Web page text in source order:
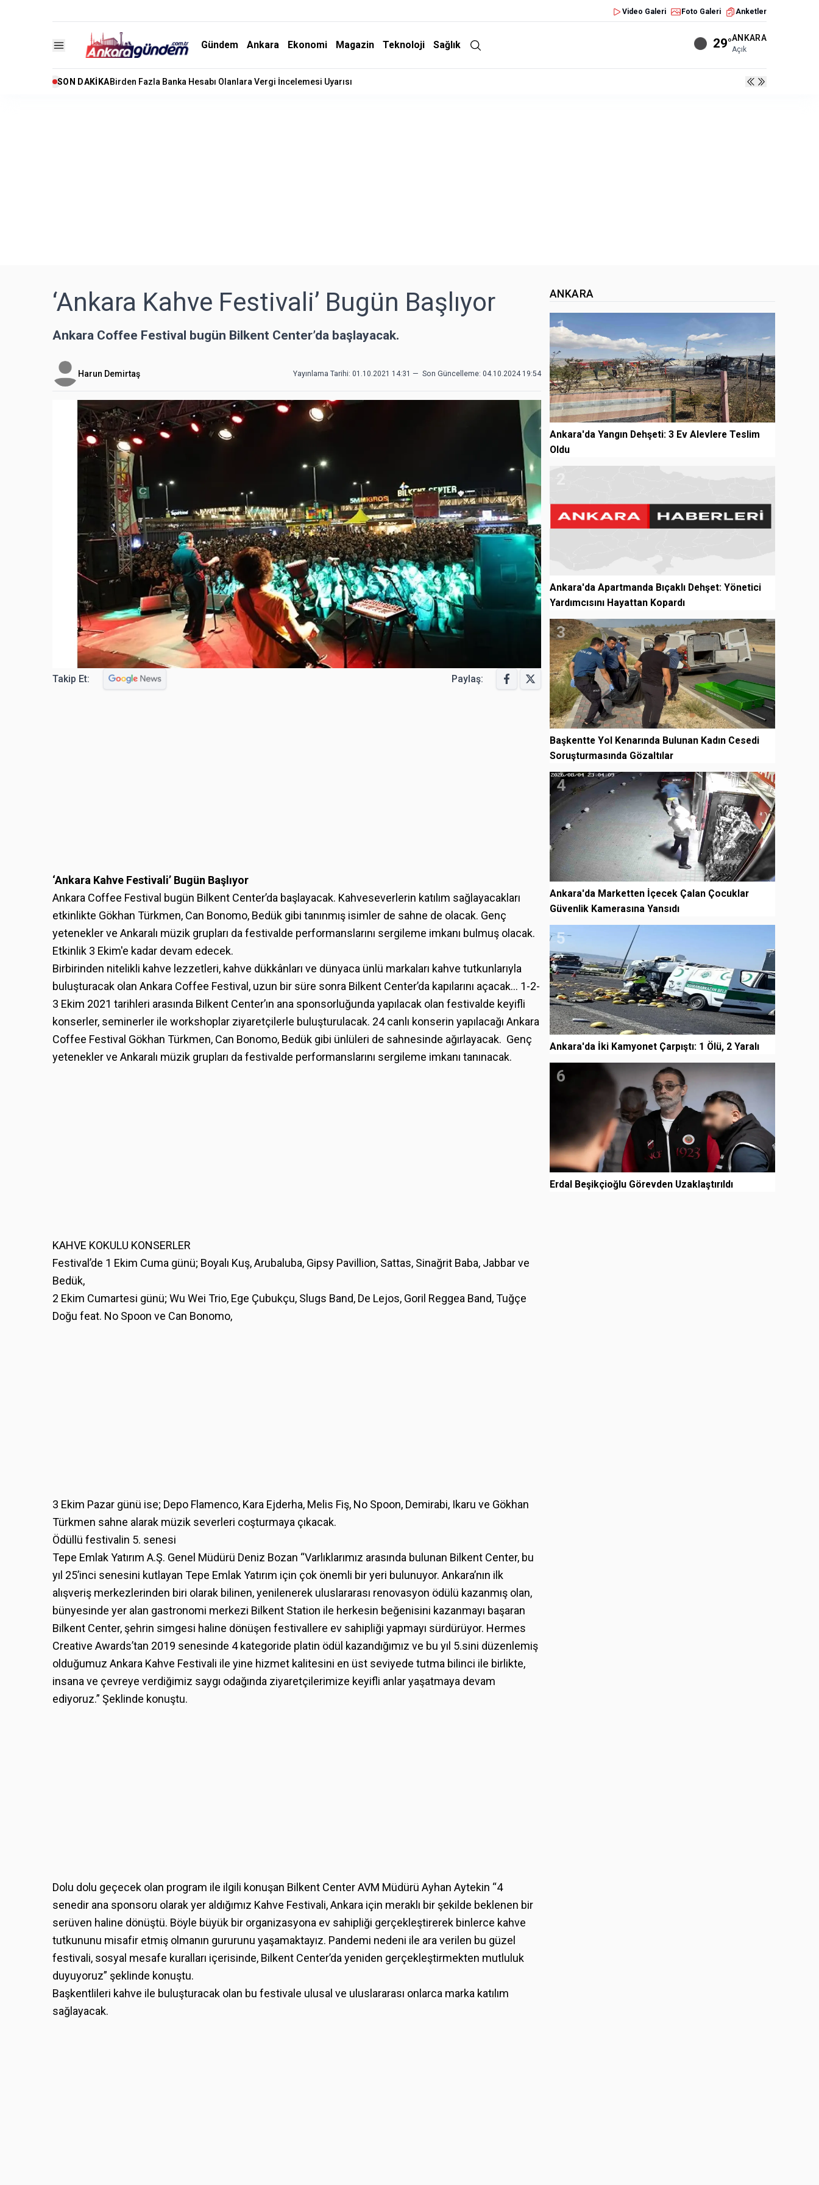
Video Galeri Foto Galeri Anketler
Gündem Ankara Ekonomi Magazin Teknoloji Sağlık 29°ANKARA
Açık
SON DAKIKABirden Fazla Banka Hesabı Olanlara Vergi İncelemesi Uyarısı
‘Ankara Kahve Festivali’ Bugün Başlıyor
Ankara Coffee Festival bugün Bilkent Center’da başlayacak.
Harun Demirtaş Yayınlama Tarihi: 01.10.2021 14:31 — Son Güncelleme: 04.10.2024 19:54
Takip Et: Paylaş:
‘Ankara Kahve Festivali’ Bugün Başlıyor
Ankara Coffee Festival bugün Bilkent Center’da başlayacak. Kahveseverlerin katılım sağlayacakları
etkinlikte Gökhan Türkmen, Can Bonomo, Bedük gibi tanınmış isimler de sahne de olacak. Genç
yetenekler ve Ankaralı müzik grupları da festivalde performanslarını sergileme imkanı bulmuş olacak.
Etkinlik 3 Ekim'e kadar devam edecek.
Birbirinden nitelikli kahve lezzetleri, kahve dükkânları ve dünyaca ünlü markaları kahve tutkunlarıyla
buluşturacak olan Ankara Coffee Festival, uzun bir süre sonra Bilkent Center’da kapılarını açacak… 1-2-
3 Ekim 2021 tarihleri arasında Bilkent Center’ın ana sponsorluğunda yapılacak olan festivalde keyifli
konserler, seminerler ile workshoplar ziyaretçilerle buluşturulacak. 24 canlı konserin yapılacağı Ankara
Coffee Festival Gökhan Türkmen, Can Bonomo, Bedük gibi ünlüleri de sahnesinde ağırlayacak. Genç
yetenekler ve Ankaralı müzik grupları da festivalde performanslarını sergileme imkanı tanınacak.
KAHVE KOKULU KONSERLER
Festival’de 1 Ekim Cuma günü; Boyalı Kuş, Arubaluba, Gipsy Pavillion, Sattas, Sinağrit Baba, Jabbar ve
Bedük,
2 Ekim Cumartesi günü; Wu Wei Trio, Ege Çubukçu, Slugs Band, De Lejos, Goril Reggea Band, Tuğçe
Doğu feat. No Spoon ve Can Bonomo,
3 Ekim Pazar günü ise; Depo Flamenco, Kara Ejderha, Melis Fiş, No Spoon, Demirabi, Ikaru ve Gökhan
Türkmen sahne alarak müzik severleri coşturmaya çıkacak.
Ödüllü festivalin 5. senesi
Tepe Emlak Yatırım A.Ş. Genel Müdürü Deniz Bozan “Varlıklarımız arasında bulunan Bilkent Center, bu
yıl 25’inci senesini kutlayan Tepe Emlak Yatırım için çok önemli bir yeri bulunuyor. Ankara’nın ilk
alışveriş merkezlerinden biri olarak bilinen, yenilenerek uluslararası renovasyon ödülü kazanmış olan,
bünyesinde yer alan gastronomi merkezi Bilkent Station ile herkesin beğenisini kazanmayı başaran
Bilkent Center, şehrin simgesi haline dönüşen festivallere ev sahipliği yapmayı sürdürüyor. Hermes
Creative Awards’tan 2019 senesinde 4 kategoride platin ödül kazandığımız ve bu yıl 5.sini düzenlemiş
olduğumuz Ankara Kahve Festivali ile yine hizmet kalitesini en üst seviyede tutma bilinci ile birlikte,
insana ve çevreye verdiğimiz saygı odağında ziyaretçilerimize keyifli anlar yaşatmaya devam
ediyoruz.” Şeklinde konuştu.
Dolu dolu geçecek olan program ile ilgili konuşan Bilkent Center AVM Müdürü Ayhan Aytekin “4
senedir ana sponsoru olarak yer aldığımız Kahve Festivali, Ankara için meraklı bir şekilde beklenen bir
serüven haline dönüştü. Böyle büyük bir organizasyona ev sahipliği gerçekleştirerek binlerce kahve
tutkununu misafir etmiş olmanın gururunu yaşamaktayız. Pandemi nedeni ile ara verilen bu güzel
festivali, sosyal mesafe kuralları içerisinde, Bilkent Center’da yeniden gerçekleştirmekten mutluluk
duyuyoruz” şeklinde konuştu.
Başkentlileri kahve ile buluşturacak olan bu festivale ulusal ve uluslararası onlarca marka katılım
sağlayacak.
ANKARA
1
Ankara'da Yangın Dehşeti: 3 Ev Alevlere Teslim
Oldu
2
Ankara'da Apartmanda Bıçaklı Dehşet: Yönetici
Yardımcısını Hayattan Kopardı
3
Başkentte Yol Kenarında Bulunan Kadın Cesedi
Soruşturmasında Gözaltılar
4
Ankara'da Marketten İçecek Çalan Çocuklar
Güvenlik Kamerasına Yansıdı
5
Ankara'da İki Kamyonet Çarpıştı: 1 Ölü, 2 Yaralı
6
Erdal Beşikçioğlu Görevden Uzaklaştırıldı